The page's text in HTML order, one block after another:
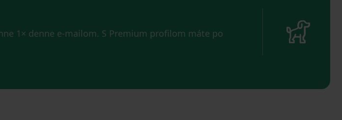
1× denne e-mailom. S Premium profilom máte po